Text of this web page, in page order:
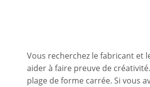
Vous recherchez le fabricant et
aider à faire preuve de
plage de forme carrée. Si vous